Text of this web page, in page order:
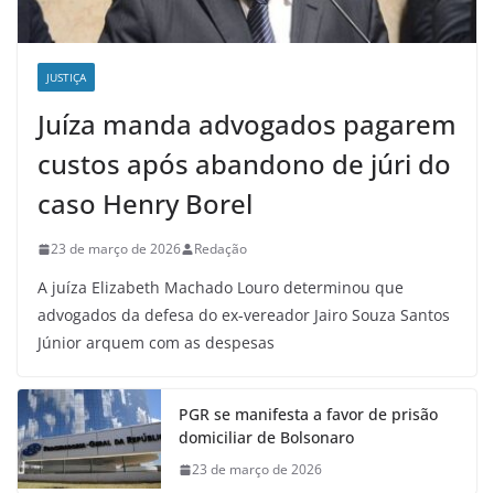
JUSTIÇA
Juíza manda advogados pagarem
custos após abandono de júri do
caso Henry Borel
23 de março de 2026 Redação
A juíza Elizabeth Machado Louro determinou que
advogados da defesa do ex-vereador Jairo Souza Santos
Júnior arquem com as despesas
PGR se manifesta a favor de prisão
domiciliar de Bolsonaro
23 de março de 2026